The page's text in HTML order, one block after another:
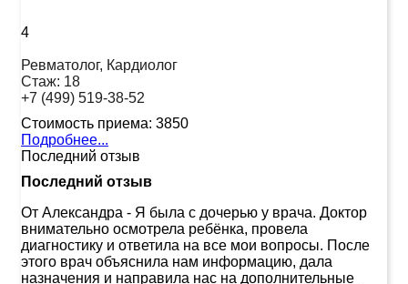
4
Ревматолог, Кардиолог
Стаж: 18
+7 (499) 519-38-52
Стоимость приема: 3850
Подробнее...
Последний отзыв
Последний отзыв
От Александра - Я была с дочерью у врача. Доктор
внимательно осмотрела ребёнка, провела
диагностику и ответила на все мои вопросы. После
этого врач объяснила нам информацию, дала
назначения и направила нас на дополнительные